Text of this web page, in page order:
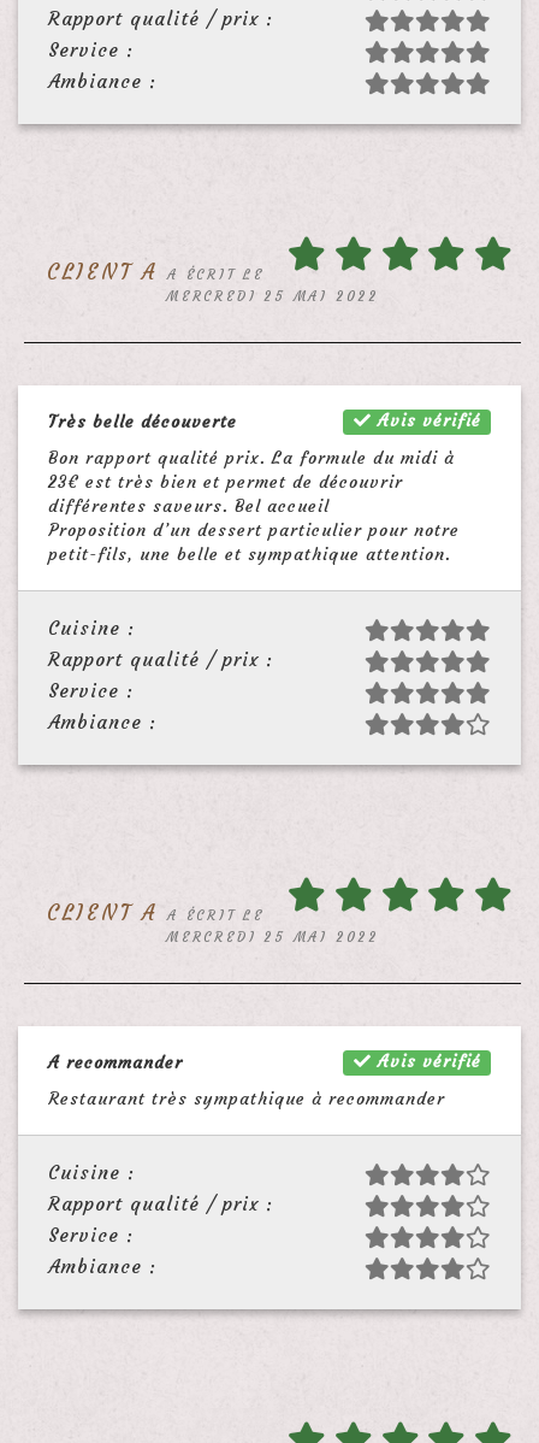
Rapport qualité / prix :
Service :
Ambiance :
CLIENT A
A ÉCRIT LE
MERCREDI 25 MAI 2022
Avis vérifié
Très belle découverte
Bon rapport qualité prix. La formule du midi à
23€ est très bien et permet de découvrir
différentes saveurs. Bel accueil
Proposition d’un dessert particulier pour notre
petit-fils, une belle et sympathique attention.
Cuisine :
Rapport qualité / prix :
Service :
Ambiance :
CLIENT A
A ÉCRIT LE
MERCREDI 25 MAI 2022
Avis vérifié
A recommander
Restaurant très sympathique à recommander
Cuisine :
Rapport qualité / prix :
Service :
Ambiance :